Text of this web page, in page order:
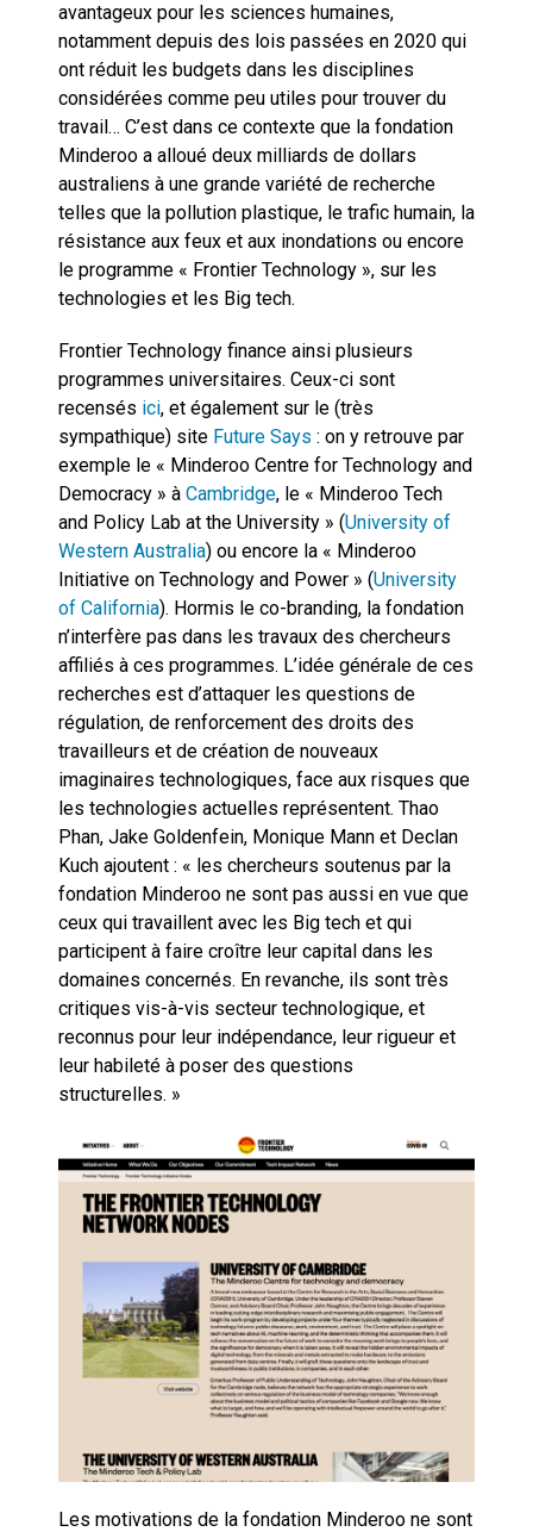
avantageux pour les sciences humaines,
notamment depuis des lois passées en 2020 qui
ont réduit les budgets dans les disciplines
considérées comme peu utiles pour trouver du
travail… C’est dans ce contexte que la fondation
Minderoo a alloué deux milliards de dollars
australiens à une grande variété de recherche
telles que la pollution plastique, le trafic humain, la
résistance aux feux et aux inondations ou encore
le programme « Frontier Technology », sur les
technologies et les Big tech.
Frontier Technology finance ainsi plusieurs
programmes universitaires. Ceux-ci sont
recensés ici, et également sur le (très
sympathique) site Future Says : on y retrouve par
exemple le « Minderoo Centre for Technology and
Democracy » à Cambridge, le « Minderoo Tech
and Policy Lab at the University » (University of
Western Australia) ou encore la « Minderoo
Initiative on Technology and Power » (University
of California). Hormis le co-branding, la fondation
n’interfère pas dans les travaux des chercheurs
affiliés à ces programmes. L’idée générale de ces
recherches est d’attaquer les questions de
régulation, de renforcement des droits des
travailleurs et de création de nouveaux
imaginaires technologiques, face aux risques que
les technologies actuelles représentent. Thao
Phan, Jake Goldenfein, Monique Mann et Declan
Kuch ajoutent : « les chercheurs soutenus par la
fondation Minderoo ne sont pas aussi en vue que
ceux qui travaillent avec les Big tech et qui
participent à faire croître leur capital dans les
domaines concernés. En revanche, ils sont très
critiques vis-à-vis secteur technologique, et
reconnus pour leur indépendance, leur rigueur et
leur habileté à poser des questions
structurelles. »
Les motivations de la fondation Minderoo ne sont